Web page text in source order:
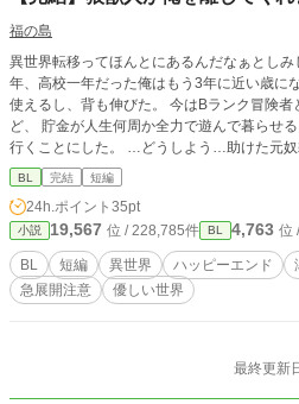
福の島
異世界転移ってほんとにあるんだなぁとし
年、高校一年だった俺はもう3年に近い歳に
使えるし、背も伸びた。 今はBランク冒険
ど、 貯金が人生何周か全力で遊んで暮らせ
行くことにした。 …どうしよう…助けた元奴隷狼獣人が俺に懐いちまった… 訳
あり執着狼獣人✖️異世界転移冒険者 NLカプ含む脇カ
人と獣に近い獣人が共存する世界です。 こ
す。 全体的にフワッとしています。
BL 完結 短編
24h.ポイント 35pt
小説 19,567 位 / 228,785件 BL 4,763 位
BL 短編 異世界 ハッピーエンド
急展開注意
優しい世界
最終更新